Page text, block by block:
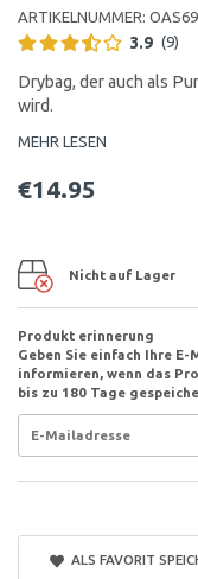
ARTIKELNUMMER:
3.9 (9)
Drybag, der auch als
wird.
MEHR LESEN
€14.95
Nicht auf Lager
Produkt erinnerung
Geben Sie einfach Ihre
informieren, wenn das
bis zu 180 Tage
ALS FAVORIT